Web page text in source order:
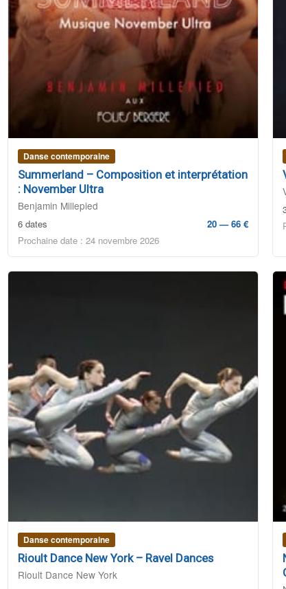
Danse contemporaine
Summerland – Composition et interprétation
: November Ultra
Benjamin Millepied
6 dates
20 — 66 €
Prochaine date : 24 novembre 2026
Danse contemporaine
Rioult Dance New York – Ravel Dances
Rioult Dance New York